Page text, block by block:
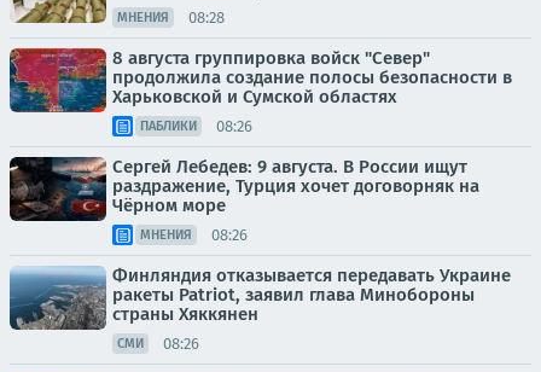
МНЕНИЯ 08:28
8 августа группировка войск "Север"
продолжила создание полосы безопасности в
Харьковской и Сумской областях
ПАБЛИКИ 08:26
Сергей Лебедев: 9 августа. В России ищут
раздражение, Турция хочет договорняк на
Чёрном море
МНЕНИЯ 08:26
Финляндия отказывается передавать Украине
ракеты Patriot, заявил глава Минобороны
страны Хяккянен
СМИ 08:26